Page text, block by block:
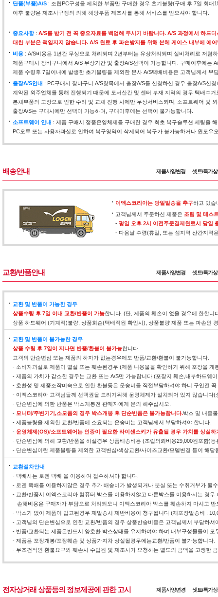
단품(부품)A/S : 조립PC구성을 제외한 부품만 구매한 경우 초기불량(구매 후 7일 최대
이후 불량은 제조사규정의 의해 해당부품 제조사를 통해 서비스를 받으셔야 합니다.
중요사항: A/S를 받기 전 꼭 중요자료를 백업해 두시기 바랍니다. A/S 과정에서 하드
대한 부분은 책임지지 않습니다. A/S 완료 후 파손방지를 위해 본체 케이스 내부에 에
비용 : A/S비용은 1년간 무상으로 처리되며 2년부터는 유상처리되며 실비처리로 저렴
제품구매시 장바구니에서 A/S 무상기간 및 출장A/S선택이 가능합니다. 구매이후에는
제품 수령후 7일이내에 발생한 초기불량을 제외한 본사 A/S택배비용은 고객님께서 부
출장A/S안내 : PC구매시 장바구니 A/S항목에서 출장A/S를 신청하신 경우 출장A/S신
계약된 외주업체를 통해 진행되기 때문에 도서산간 및 센터 부재 지역의 경우 택배수
본체부품의 고장으로 인한 수리 및 교체 진행 시에만 무상서비스되며, 소프트웨어 및
출장A/S는 구매시에만 선택이 가능하며, 구매이후에는 선택이 불가능합니다.
소프트웨어 안내 : 제품 구매시 정품운영체제를 구매한 경우 최초 복구솔루션 세팅을
PC오류 또는 사용자과실로 인하여 복구영역이 삭제되어 복구가 불가능하거나 윈도
배송안내 제품사양변경 셋트/특가
이엑스코리아는 당일발송을 추구하고 있습
고객님께서 주문하신 제품은 조립 및 테스
- 평일 오후 2시 이전주문결제완료시 당일
- 다음날 수령(휴일, 또는 섬지역 산간지역
교환/반품안내 제품사양변경 셋트/특가
교환 및 반품이 가능한 경우
상품수령 후 7일 이내 교환/반품이 가능합니다. (단, 제품의 훼손이 없을 경우에 한합니
상품 하드웨어 (기계적)불량, 상품회손(택배직원 확인시), 상품불량 제품 또는 파손인
교환 및 반품이 불가능한 경우
상품 수령 후 7일이 지나면 반품/환불이 불가능합니다.
고객의 단순변심 또는 제품의 하자가 없는경우에도 반품/교환/환불이 불가능합니다.
- 소비자과실로 제품이 멸실 또는 훼손된경우 (제품 내용물을 확인하기 위해 포장을 개
- 제품의 가치가 감소한 경우는 교환 또는 A/S만 가능합니다 (포장지 훼손,내부하드웨
- 호환성 및 제품조작미숙으로 인한 환불등은 운송비를 직접부담하셔야 하니 구입전
- 이엑스코리아 고객님들께 선택권을 드리기위해 운영체제가 설치되어 있지 않습니다
- 단순변심에 의한 반품은 박스개봉전 판매자에게 문의 해주십시오.
- 모니터/주변기기,소모품의 경우 박스개봉 후 단순반품은 불가능합니다.박스 및 내용
- 제품불량을 제외한 교환/반품에 소요되는 운송비는 고객님께서 부담하셔야 합니다.
- 운영체제(OS)/소프트웨어는 인증이 필요한 라이센스키가 유출될 경우 가치를 상실
- 단순변심에 의해 교환/반품을 하실경우 상품배송비용 (조립의뢰비용29,000원포함)
- 단순변심이란 제품불량을 제외한 고객변심/색상교환/사이즈교환/모델변경 등이 해당
교환절차안내
- 택배사는 로젠 택배 을 이용하여 접수하셔야 합니다.
- 로젠 택배를 이용하지않은 경우 추가 배송비가 발생되거나 분실 또는 수취거부가 될
- 교환/반품시 이엑스코리아 컴퓨터 박스를 이용하지않고 다른박스를 이용하시는 경
손해비용은 구매자가 부담으로 처리되오니 이엑스코리아 박스를 훼손하지 마시고
- 박스가 없이 제품이 입고된경우 재발송시 제반비용이 청구됩니다 (재포장발송비 :
- 고객님의 단순변심으로 인한 교환/반품의 경우 상품반송비용은 고객님께서 부담하
- 반품/교환되는 제품은반드시 양호환 박스상태를 유지하여야 하며 내부구성물들이 모
- 제품은 포장개봉/포장훼손 및 상품가지차 상실될경우에는교환/반품이 불가능합니다.
- 무조건적인 환불요구와 훼손시 수입원 및 제조사가 요청하는 별도의 금액을 고쟁한
전자상거래 상품등의 정보제공에 관한 고시 제품사양변경 셋트/특가